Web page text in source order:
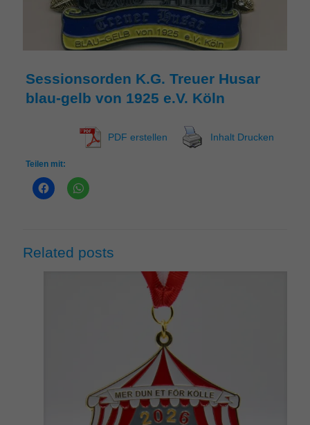
Sessionsorden K.G. Treuer Husar
blau-gelb von 1925 e.V. Köln
PDF erstellen Inhalt Drucken
Teilen mit:
Related posts